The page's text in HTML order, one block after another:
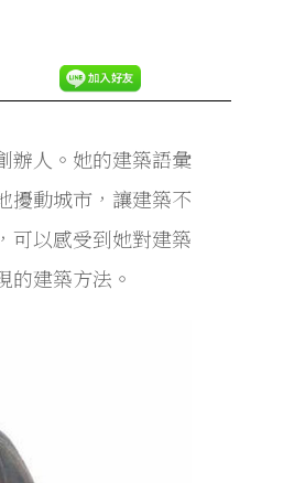
辦人。她的建築語彙
擾動城市，讓建築不
可以感受到她對建築
的建築方法。